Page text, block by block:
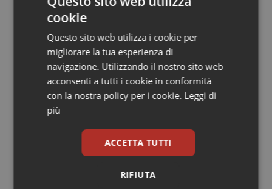
dimensione sempre più ampia. Non soltanto risposta
alle emergenze sanitarie, ma costruzione di
infrastrutture scientifiche condivise capaci di
integrare ricerca, innovazione tecnologica,
trasferimento industriale e formazione avanzata. Un
percorso che punta a rafforzare il ruolo dell’Europa
nelle scienze della vita e che vede l’Italia fra i
protagonisti di una nuova fase di crescita scientifica e
cookie
Questo sito web utilizza i cookie per
migliorare la tua esperienza di
navigazione. Utilizzando il nostro sito web
acconsenti a tutti i cookie in conformità
con la nostra policy per i cookie. Leggi di
più
ACCETTA TUTTI
RIFIUTA